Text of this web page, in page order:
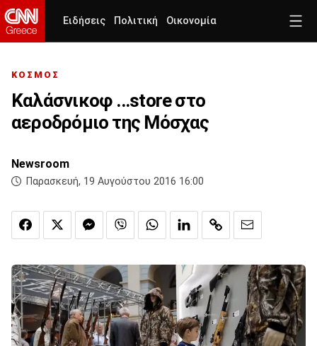
Ειδήσεις Πολιτική Οικονομία
ΚΟΣΜΟΣ
Καλάσνικοφ ...store στο
αεροδρόμιο της Μόσχας
Newsroom
Παρασκευή, 19 Αυγούστου 2016 16:00